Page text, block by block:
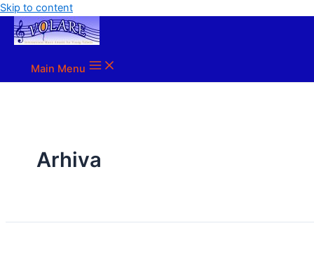
Skip to content
Main Menu
Arhiva